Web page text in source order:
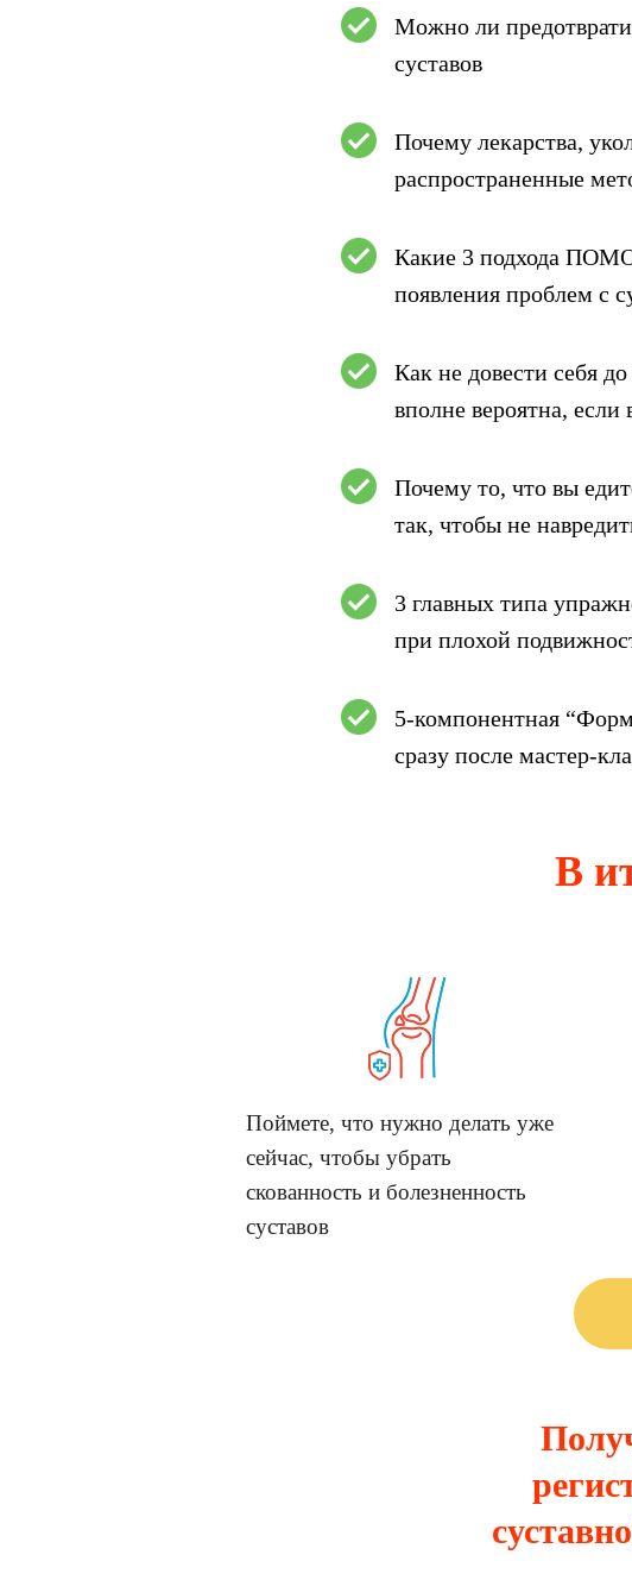
Можно ли
суставов
Почему лекарства,
распространенные
Какие 3 подхода
появления проблем с
Как не довести себя
вполне вероятна, если
Почему то, что вы
так, чтобы не
3 главных типа
при плохой
5-компонентная
сразу после мастер-
В
Поймете, что нужно делать уже
сейчас, чтобы убрать
скованность и болезненность
суставов